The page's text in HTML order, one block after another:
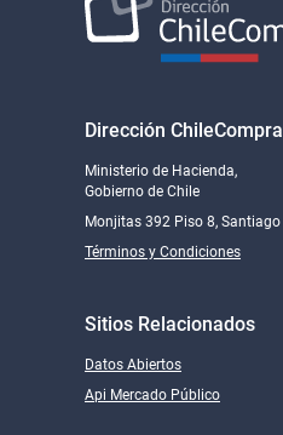
Dirección ChileCompra
Ministerio de Hacienda,
Gobierno de Chile
Monjitas 392 Piso 8, Santiago
Términos y Condiciones
Sitios Relacionados
Datos Abiertos
Api Mercado Público